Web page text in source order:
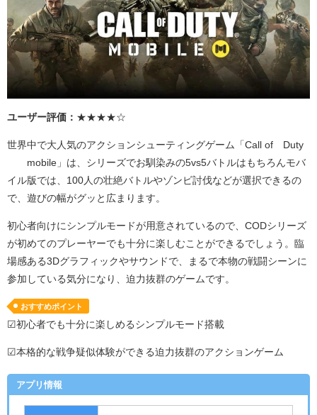
ユーザー評価： ★★★★☆
世界中で大人気のアクションシューティングゲーム「Call of
Duty
mobile 」は、シリーズでお馴染みの5vs5バトルはもちろんモバ
イル版では、 100 人の壮絶バトルやゾンビ討伐などが選択できるの
で、遊びの幅がグッと広まります。
初心者向けにシンプルモードが用意されているので、 CODシリーズ
が初めてのプレーヤーでも十分に楽しむことができるでしょう。臨
場感ある3Dグラフィックやサウンドで、まるで本物の戦闘シーンに
参加している気分になり、迫力抜群のゲームです。
おすすめポイント
☑初心者でも十分に楽しめるシンプルモード搭載
☑本格的な戦争疑似体験ができる迫力抜群のアクションゲーム
アプリ情報